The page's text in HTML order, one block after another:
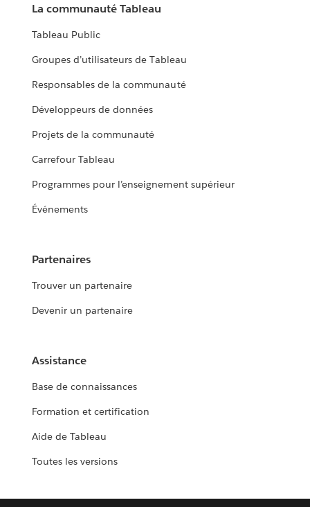
La communauté Tableau
Tableau Public
Groupes d’utilisateurs de Tableau
Responsables de la communauté
Développeurs de données
Projets de la communauté
Carrefour Tableau
Programmes pour l’enseignement supérieur
Événements
Partenaires
Trouver un partenaire
Devenir un partenaire
Assistance
Base de connaissances
Formation et certification
Aide de Tableau
Toutes les versions